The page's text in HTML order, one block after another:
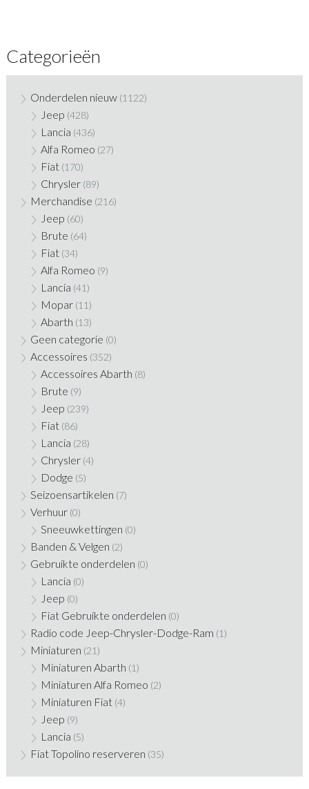
Categorieën
Onderdelen nieuw (1122)
Jeep (428)
Lancia (436)
Alfa Romeo (27)
Fiat (170)
Chrysler (89)
Merchandise (216)
Jeep (60)
Brute (64)
Fiat (34)
Alfa Romeo (9)
Lancia (41)
Mopar (11)
Abarth (13)
Geen categorie (0)
Accessoires (352)
Accessoires Abarth (8)
Brute (9)
Jeep (239)
Fiat (86)
Lancia (28)
Chrysler (4)
Dodge (5)
Seizoensartikelen (7)
Verhuur (0)
Sneeuwkettingen (0)
Banden & Velgen (2)
Gebruikte onderdelen (0)
Lancia (0)
Jeep (0)
Fiat Gebruikte onderdelen (0)
Radio code Jeep-Chrysler-Dodge-Ram (1)
Miniaturen (21)
Miniaturen Abarth (1)
Miniaturen Alfa Romeo (2)
Miniaturen Fiat (4)
Jeep (9)
Lancia (5)
Fiat Topolino reserveren (35)